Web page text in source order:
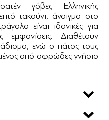
γόβες Ελληνικής
τακούνι, άνοιγμα στο
είναι ιδανικές για
εμφανίσεις. Διαθέτουν
ενώ ο πάτος τους
από αφρώδες γνήσιο